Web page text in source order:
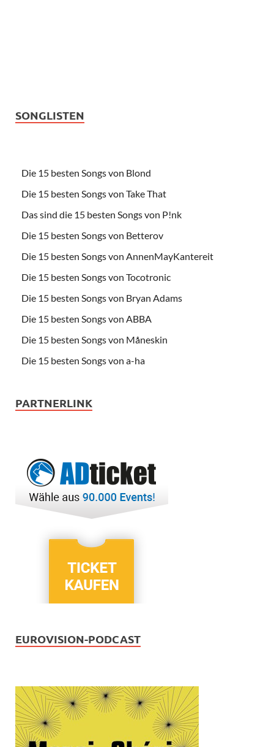
SONGLISTEN
Die 15 besten Songs von Blond
Die 15 besten Songs von Take That
Das sind die 15 besten Songs von P!nk
Die 15 besten Songs von Betterov
Die 15 besten Songs von AnnenMayKantereit
Die 15 besten Songs von Tocotronic
Die 15 besten Songs von Bryan Adams
Die 15 besten Songs von ABBA
Die 15 besten Songs von Måneskin
Die 15 besten Songs von a-ha
PARTNERLINK
EUROVISION-PODCAST